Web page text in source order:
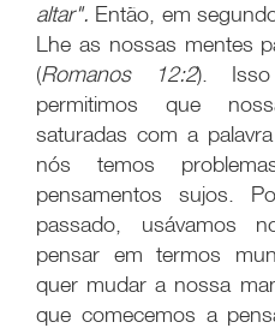
altar". Então, em
Lhe as nossas mentes
(Romanos 12:2). Isso
permitimos que
saturadas com a
nós temos
pensamentos sujos.
passado, usávamos
pensar em termos
quer mudar a nossa
que comecemos a